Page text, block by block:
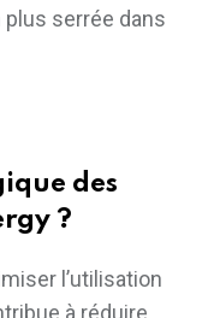
serrée dans
des
?
l’utilisation
à réduire